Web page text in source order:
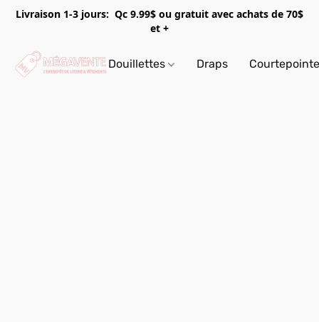
Livraison 1-3 jours: Qc 9.99$ ou gratuit avec achats de 70$
et +
Douillettes Draps